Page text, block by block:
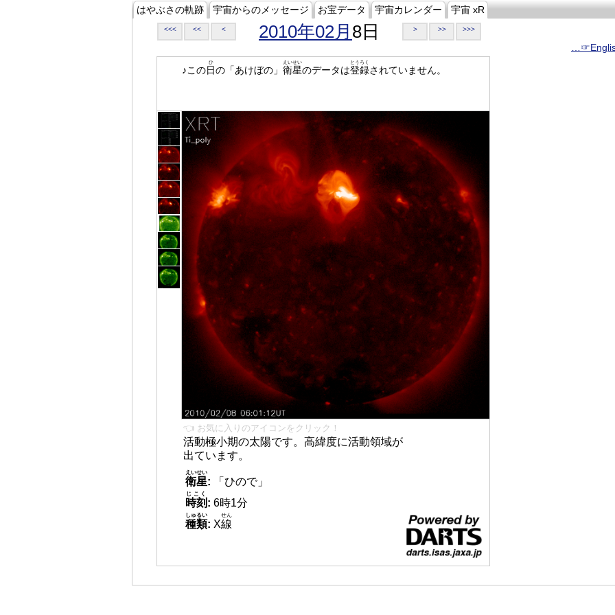
はやぶさの軌跡 宇宙からのメッセージ お宝データ 宇宙カレンダー 宇宙 xR
<<< << < 2010年02月 8日 > >> >>>
♪この日
ひ
の「あけぼの」 衛星
えいせい
のデータは登録
とうろく
されていません。
👈 お気に入りのアイコンをクリック！
活動極小期の太陽です。高緯度に活動領域が
出ています。
衛星
えいせい
:
「ひので」
時刻
じこく
: 6時1分
種類
しゅるい
: X線
せん